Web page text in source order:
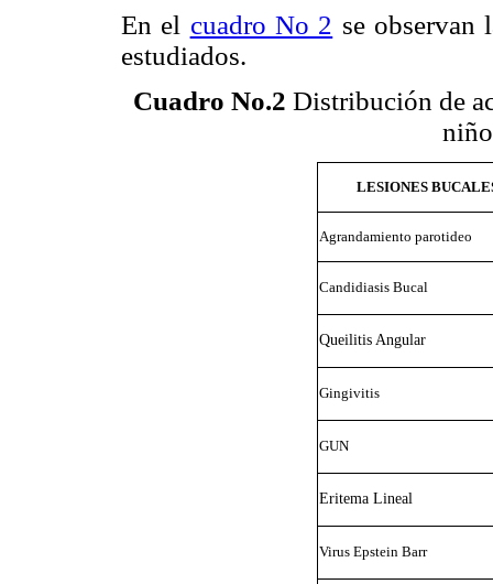
En el cuadro No 2 se observan
estudiados.
Cuadro No.2 Distribución de
LESIONES
Agrandamiento parotideo
Candidiasis Bucal
Queilitis Angular
Gingivitis
GUN
Eritema Lineal
Virus Epstein Barr